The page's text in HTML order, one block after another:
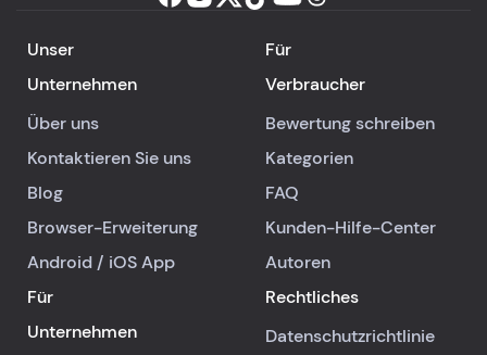
Unser
Unternehmen
Über uns
Kontaktieren Sie uns
Blog
Browser-Erweiterung
Android / iOSApp
Für
Verbraucher
Bewertung schreiben
Kategorien
FAQ
Kunden-Hilfe-Center
Autoren
Für
Unternehmen
Rechtliches
Datenschutzrichtlinie